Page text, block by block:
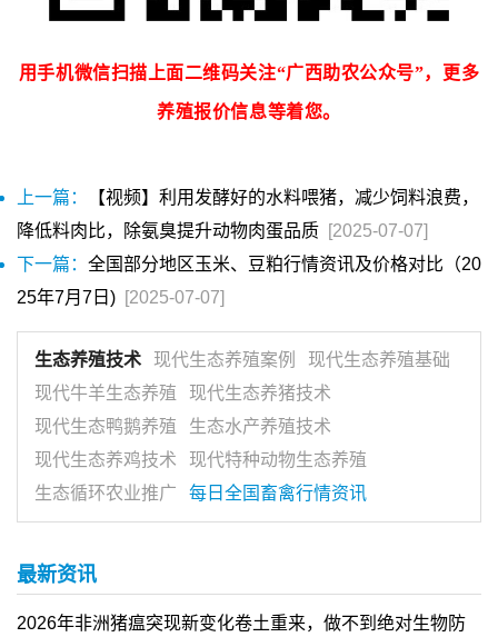
用手机微信扫描上面二维码关注“广西助农公众号”，更多
养殖报价信息等着您。
上一篇：
【视频】利用发酵好的水料喂猪，减少饲料浪费，
降低料肉比，除氨臭提升动物肉蛋品质 [2025-07-07]
下一篇： 全国部分地区玉米、豆粕行情资讯及价格对比（20
25年7月7日) [2025-07-07]
生态养殖技术 现代生态养殖案例
现代生态养殖基础
现代牛羊生态养殖
现代生态养猪技术
现代生态鸭鹅养殖
生态水产养殖技术
现代生态养鸡技术
现代特种动物生态养殖
生态循环农业推广
每日全国畜禽行情资讯
最新资讯
2026年非洲猪瘟突现新变化卷土重来，做不到绝对生物防